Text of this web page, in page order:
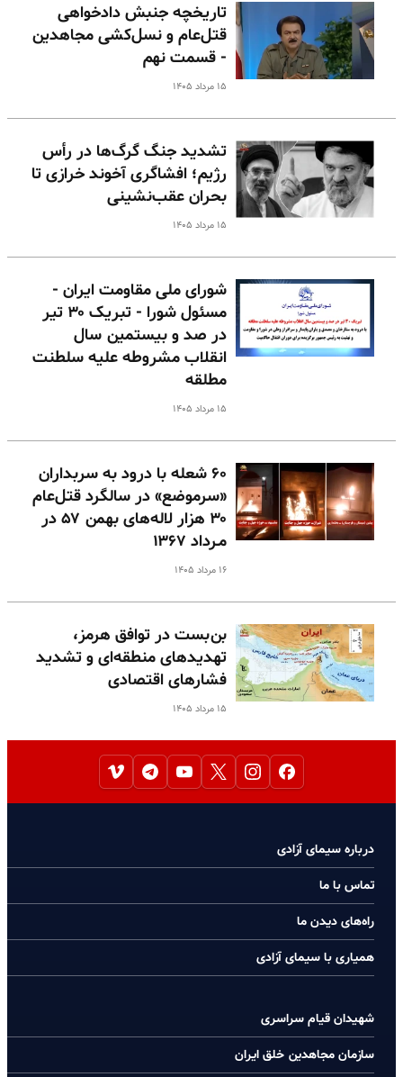
تاریخچه جنبش دادخواهی
قتل‌عام و نسل‌کشی مجاهدین
- قسمت نهم
۱۵ مرداد ۱۴۰۵
تشدید جنگ گرگ‌ها در رأس
رژیم؛ افشاگری آخوند خرازی تا
بحران عقب‌نشینی
۱۵ مرداد ۱۴۰۵
شورای ملی مقاومت ایران -
مسئول شورا - تبریک ۳۰ تیر
در صد و بیستمین سال
انقلاب مشروطه علیه سلطنت
مطلقه
۱۵ مرداد ۱۴۰۵
۶۰ شعله با درود به سربداران
«سرموضع» در سالگرد قتل‌عام
۳۰ هزار لاله‌های بهمن ۵۷ در
مـرداد ۱۳۶۷
۱۶ مرداد ۱۴۰۵
بن‌بست در توافق هرمز،
تهدیدهای منطقه‌ای و تشدید
فشارهای اقتصادی
۱۵ مرداد ۱۴۰۵
درباره سیمای آزادی
تماس با ما
راه‌های دیدن ما
همیاری با سیمای آزادی
شهیدان قیام سراسری
سازمان مجاهدین خلق ایران